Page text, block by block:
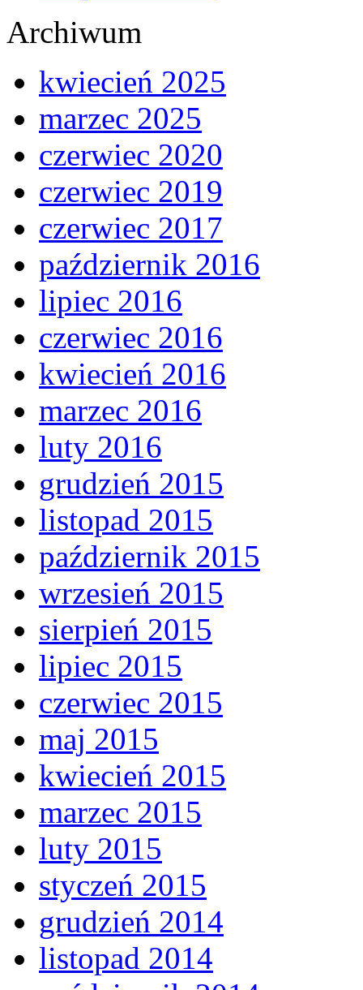
Archiwum
kwiecień 2025
marzec 2025
czerwiec 2020
czerwiec 2019
czerwiec 2017
październik 2016
lipiec 2016
czerwiec 2016
kwiecień 2016
marzec 2016
luty 2016
grudzień 2015
listopad 2015
październik 2015
wrzesień 2015
sierpień 2015
lipiec 2015
czerwiec 2015
maj 2015
kwiecień 2015
marzec 2015
luty 2015
styczeń 2015
grudzień 2014
listopad 2014